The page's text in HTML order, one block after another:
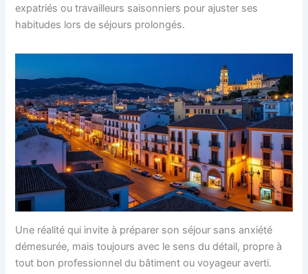
expatriés ou travailleurs saisonniers pour ajuster ses
habitudes lors de séjours prolongés.
Une réalité qui invite à préparer son séjour sans anxiété
démesurée, mais toujours avec le sens du détail, propre à
tout bon professionnel du bâtiment ou voyageur averti.